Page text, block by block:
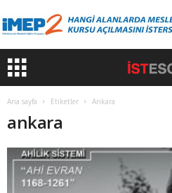
Ana sayfa Etiketler Ankara
ankara